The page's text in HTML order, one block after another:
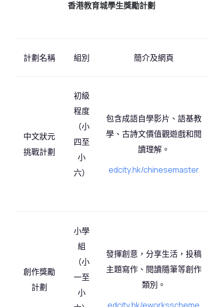
香港教育城學生獎勵計劃
計劃名稱 組別 簡介及網頁
中文狀元
挑戰計劃
初級
程度
（小
四至
小
六）
包含成語自學影片、語基教
學、古詩文價值觀遊戲和閱
讀理解。
edcity.hk/chinesemaster
創作獎勵
計劃
小學
組
（小
一至
小
發揮創意，分享生活，投稿
主題寫作、閱讀隨筆等創作
類別。